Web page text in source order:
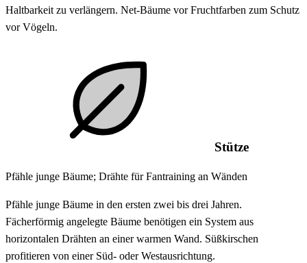
Haltbarkeit zu verlängern. Net-Bäume vor Fruchtfarben zum Schutz
vor Vögeln.
Stütze
Pfähle junge Bäume; Drähte für Fantraining an Wänden
Pfähle junge Bäume in den ersten zwei bis drei Jahren.
Fächerförmig angelegte Bäume benötigen ein System aus
horizontalen Drähten an einer warmen Wand. Süßkirschen
profitieren von einer Süd- oder Westausrichtung.